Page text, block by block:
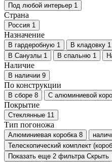
Под любой интерьер 1
Страна
Россия 1
Назначение
В гардеробную 1 В кладовку 1
В Санузлы 1 В спальню 1
Наличие
В наличии 9
По конструкции
В сборе 8 С алюминиевой
Покрытие
Стеклянные 11
Тип погоножа
Алюминиевая коробка 8
Телескопический комплект
Показать еще 2 фильтра Скрыть